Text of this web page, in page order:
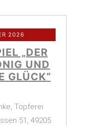
2026
„DER
UND
GLÜCK“
Töpferei
51, 49205